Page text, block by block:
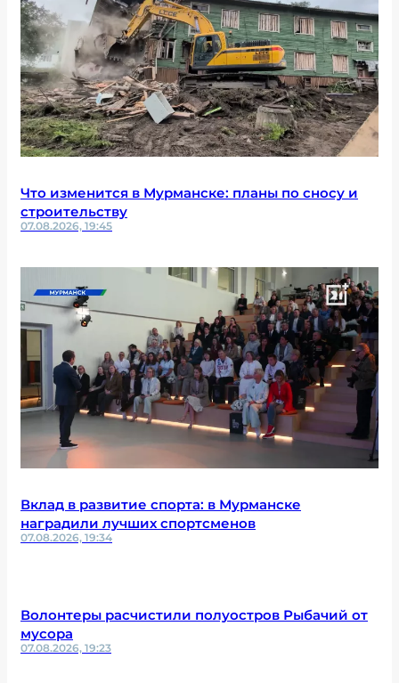
Что изменится в Мурманске: планы по сносу и
строительству
07.08.2026, 19:45
Вклад в развитие спорта: в Мурманске
наградили лучших спортсменов
07.08.2026, 19:34
Волонтеры расчистили полуостров Рыбачий от
мусора
07.08.2026, 19:23